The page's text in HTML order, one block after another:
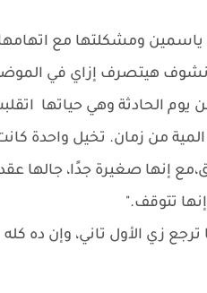
ومشكلتها مع
هيتصرف إزاي في
يوم الحادثة وهي حياتها
من زمان. تخيل واحدة
إنها صغيرة جدًا، جالها
تتوقف."
زي الأول تاني، وإن ده